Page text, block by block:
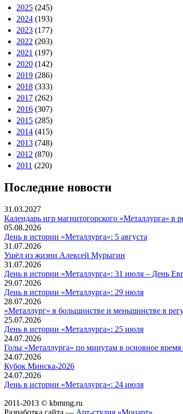
2025 (245)
2024 (193)
2023 (177)
2022 (203)
2021 (197)
2020 (142)
2019 (286)
2018 (333)
2017 (262)
2016 (307)
2015 (285)
2014 (415)
2013 (748)
2012 (870)
2011 (220)
Последние новости
31.03.2027
Календарь игр магнитогорского «Металлурга» в
05.08.2026
День в истории «Металлурга»: 5 августа
31.07.2026
Ушёл из жизни Алексей Мурыгин
31.07.2026
День в истории «Металлурга»: 31 июля – День
29.07.2026
День в истории «Металлурга»: 29 июля
28.07.2026
«Металлург» в большинстве и меньшинстве в
25.07.2026
День в истории «Металлурга»: 25 июля
24.07.2026
Голы «Металлурга» по минутам в основное время
24.07.2026
Кубок Минска-2026
24.07.2026
День в истории «Металлурга»: 24 июля
2011-2013 © kbmmg.ru